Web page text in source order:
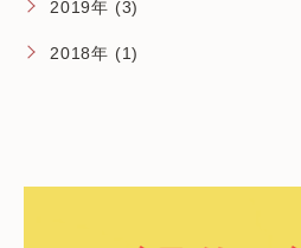
2019年 (3)
2018年 (1)